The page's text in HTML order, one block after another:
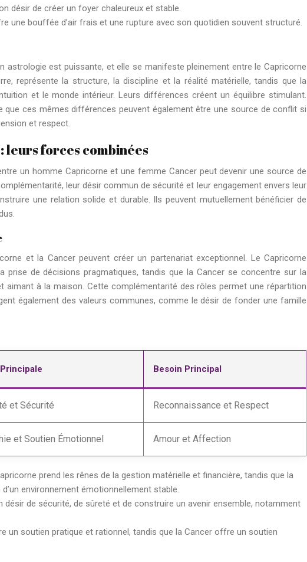
désir de créer un foyer chaleureux et stable.
une bouffée d’air frais et une rupture avec son quotidien souvent structuré.
astrologie est puissante, et elle se manifeste pleinement entre le Capricorne
représente la structure, la discipline et la réalité matérielle, tandis que la
et le monde intérieur. Leurs différences créent un équilibre stimulant.
que ces mêmes différences peuvent également être une source de conflit si
et respect.
forces combinées
un homme Capricorne et une femme Cancer peut devenir une source de
leur désir commun de sécurité et leur engagement envers leur
une relation solide et durable. Ils peuvent mutuellement bénéficier de
et la Cancer peuvent créer un partenariat exceptionnel. Le Capricorne
prise de décisions pragmatiques, tandis que la Cancer se concentre sur la
aimant à la maison. Cette complémentarité des rôles permet une répartition
également des valeurs communes, comme le désir de fonder une famille
Besoin Principal
et Sécurité Reconnaissance et Respect
et Soutien Émotionnel Amour et Affection
prend les rênes de la gestion matérielle et financière, tandis que la
environnement émotionnellement stable.
désir de sécurité, de sûreté et de construire un avenir ensemble, notamment
un soutien pratique et rationnel, tandis que la Cancer offre un soutien